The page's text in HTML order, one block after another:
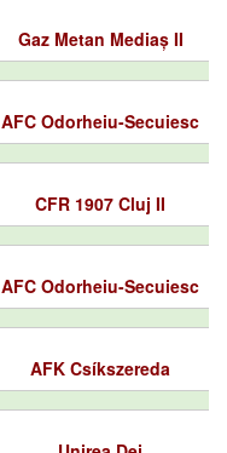
Gaz Metan Mediaș II
AFC Odorheiu-Secuiesc
CFR 1907 Cluj II
AFC Odorheiu-Secuiesc
AFK Csíkszereda